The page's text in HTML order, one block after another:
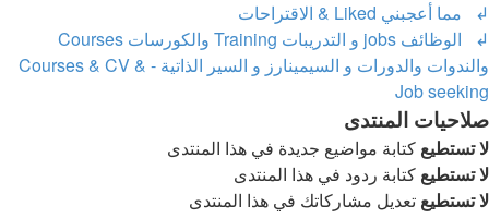
↲ مما أعجبني Liked & الاقتراحات
↲ الوظائف jobs و التدريبات Training والكورسات Courses
والندوات والدورات و السيمينارز و السير الذاتية - Courses & CV &
Job seeking
صلاحيات المنتدى
لا تستطيع كتابة مواضيع جديدة في هذا المنتدى
لا تستطيع كتابة ردود في هذا المنتدى
لا تستطيع تعديل مشاركاتك في هذا المنتدى